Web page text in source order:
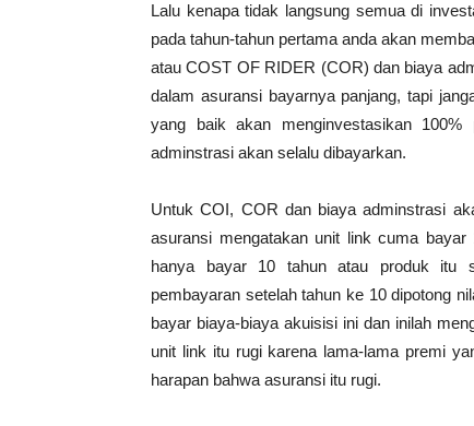
Lalu kenapa tidak langsung semua di
pada tahun-tahun pertama anda akan
atau COST OF RIDER (COR) dan biaya
dalam asuransi bayarnya panjang, tapi
yang baik akan menginvestasikan
adminstrasi akan selalu dibayarkan.
Untuk COI, COR dan biaya adminstrasi
asuransi mengatakan unit link cuma
hanya bayar 10 tahun atau produk itu
pembayaran setelah tahun ke 10 dipotong
bayar biaya-biaya akuisisi ini dan inilah
unit link itu rugi karena lama-lama premi
harapan bahwa asuransi itu rugi.